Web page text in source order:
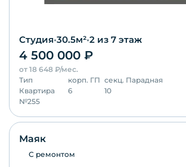
Студия•30.5м²•2 из 7 этаж
4 500 000 ₽
от 18 648 ₽/мес.
Тип
Квартира
корп. ГП
6
секц. Парадная
10
№255
Маяк
С ремонтом